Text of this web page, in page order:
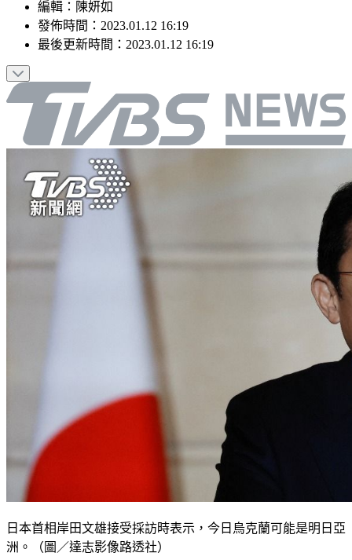
編輯 ： 陳妍如
發佈時間： 2023.01.12 16:19
最後更新時間： 2023.01.12 16:19
日本首相岸田文雄接受採訪時表示，今日烏克蘭可能是明日亞
洲。（圖／達志影像路透社）